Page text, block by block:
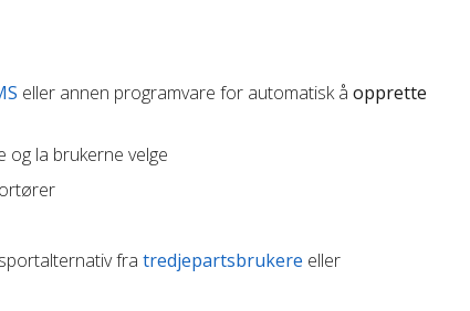
eller annen programvare for automatisk å opprette
og la brukerne velge
fra tredjepartsbrukere eller